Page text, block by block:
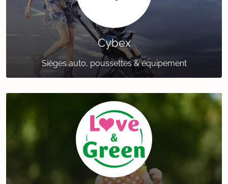
Cybex
Sièges auto, poussettes & équipement